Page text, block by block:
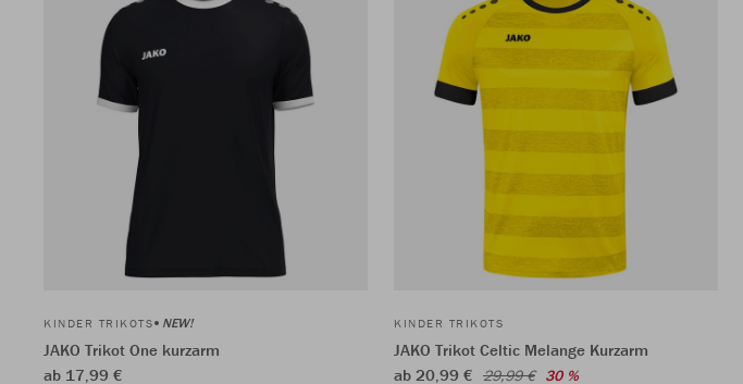
KINDER TRIKOTS NEW!
JAKO Trikot One kurzarm
ab 17,99 €
KINDER TRIKOTS
JAKO Trikot Celtic Melange Kurzarm
ab 20,99 € 29,99 € 30 %